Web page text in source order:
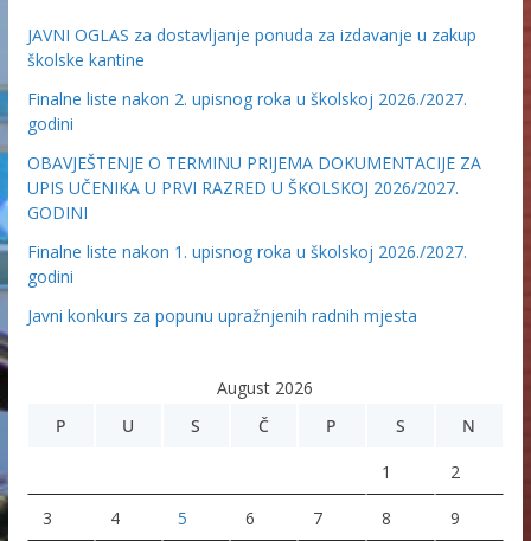
JAVNI OGLAS za dostavljanje ponuda za izdavanje u zakup
školske kantine
Finalne liste nakon 2. upisnog roka u školskoj 2026./2027.
godini
OBAVJEŠTENJE O TERMINU PRIJEMA DOKUMENTACIJE ZA
UPIS UČENIKA U PRVI RAZRED U ŠKOLSKOJ 2026/2027.
GODINI
Finalne liste nakon 1. upisnog roka u školskoj 2026./2027.
godini
Javni konkurs za popunu upražnjenih radnih mjesta
August 2026
P
U S Č P S N
1 2
3 4 5 6 7 8 9